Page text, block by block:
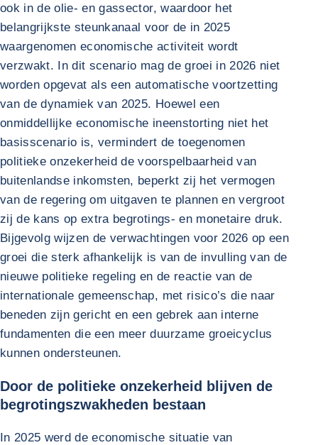
ook in de olie- en gassector, waardoor het
belangrijkste steunkanaal voor de in 2025
waargenomen economische activiteit wordt
verzwakt. In dit scenario mag de groei in 2026 niet
worden opgevat als een automatische voortzetting
van de dynamiek van 2025. Hoewel een
onmiddellijke economische ineenstorting niet het
basisscenario is, vermindert de toegenomen
politieke onzekerheid de voorspelbaarheid van
buitenlandse inkomsten, beperkt zij het vermogen
van de regering om uitgaven te plannen en vergroot
zij de kans op extra begrotings- en monetaire druk.
Bijgevolg wijzen de verwachtingen voor 2026 op een
groei die sterk afhankelijk is van de invulling van de
nieuwe politieke regeling en de reactie van de
internationale gemeenschap, met risico’s die naar
beneden zijn gericht en een gebrek aan interne
fundamenten die een meer duurzame groeicyclus
kunnen ondersteunen.
Door de politieke onzekerheid blijven de
begrotingszwakheden bestaan
In 2025 werd de economische situatie van